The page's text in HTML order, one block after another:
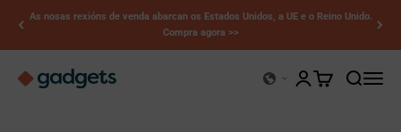
Saltar ao contido
As nosas rexións de venda abarcan os Estados Unidos, a UE e o Reino Unido.
Compra agora >>
AbrirAbrir
Kerry Gadgets Abrir páxina de
Abrir cesta